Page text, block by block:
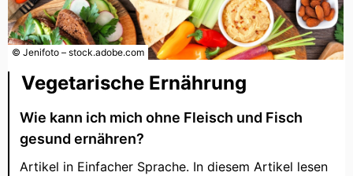
© Jenifoto – stock.adobe.com
Vegetarische Ernährung
Wie kann ich mich ohne Fleisch und Fisch
gesund ernähren?
Artikel in Einfacher Sprache. In diesem Artikel lesen